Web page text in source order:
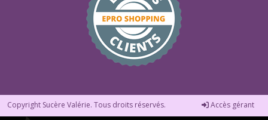
Copyright Sucère Valérie. Tous droits réservés. Accès gérant